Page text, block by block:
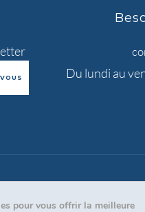
Du lundi au
pour vous offrir la meilleure